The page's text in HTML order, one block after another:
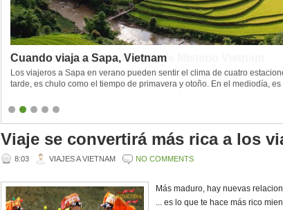
Cuando viaja a Sapa, Vietnam
Los viajeros a Sapa en verano pueden sentir el clima de cuatro
tarde, es chulo como el tiempo de primavera y otoño. En el mediodía,
Viaje se convertirá más rica a los
8:03 VIAJES A VIETNAM NO COMMENTS
Más maduro, hay nuevas
... es lo que te hace más rico